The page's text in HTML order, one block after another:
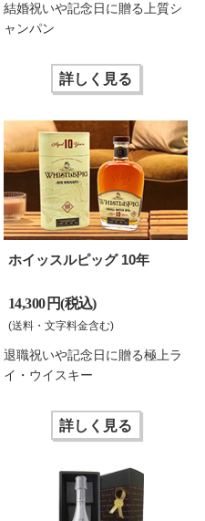
結婚祝いや記念日に贈る上質シ
ャンパン
詳しく見る
ホイッスルピッグ 10年
14,300 円(税込)
(送料・文字料金含む)
退職祝いや記念日に贈る極上ラ
イ・ウイスキー
詳しく見る